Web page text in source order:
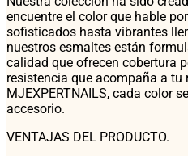
encuentre el color que hable
sofisticados hasta vibrantes
nuestros esmaltes están
calidad que ofrecen cobertura
resistencia que acompaña a tu
MJEXPERTNAILS, cada color
accesorio.
VENTAJAS DEL PRODUCTO.